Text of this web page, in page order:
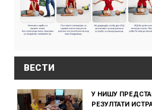
ВЕСТИ
У НИШУ
РЕЗУЛТАТИ